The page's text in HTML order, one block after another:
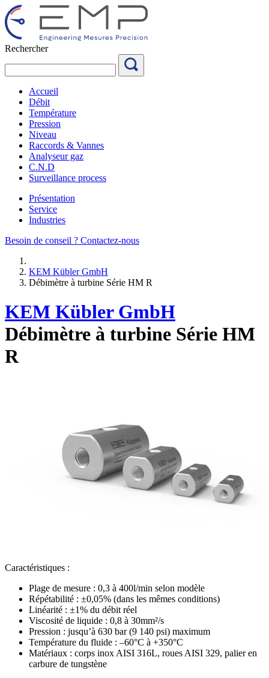
Aller
au
contenu
Rechercher
Accueil
Débit
Température
Pression
Niveau
Raccords & Vannes
Analyseur gaz
C.N.D
Surveillance process
Présentation
Service
Industries
Besoin de conseil ? Contactez-nous
KEM Kübler GmbH
Débimètre à turbine Série HM R
KEM Kübler GmbH
Débimètre à turbine Série HM
R
Caractéristiques :
Plage de mesure : 0,3 à 400l/min selon modèle
Répétabilité : ±0,05% (dans les mêmes conditions)
Linéarité : ±1% du débit réel
Viscosité de liquide : 0,8 à 30mm²/s
Pression : jusqu’à 630 bar (9 140 psi) maximum
Température du fluide : –60°C à +350°C
Matériaux : corps inox AISI 316L, roues AISI 329, palier en
carbure de tungstène